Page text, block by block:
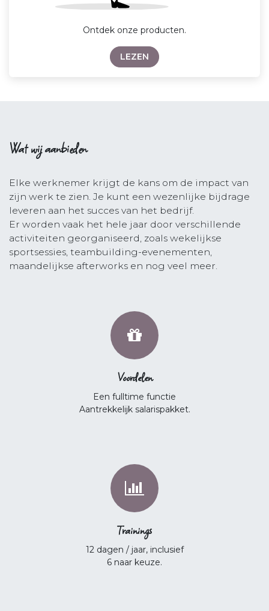
Ontdek onze producten.
LEZEN
Wat wij aanbieden
Elke werknemer krijgt de kans om de impact van
zijn werk te zien. Je kunt een wezenlijke bijdrage
leveren aan het succes van het bedrijf.
Er worden vaak het hele jaar door verschillende
activiteiten georganiseerd, zoals wekelijkse
sportsessies, teambuilding-evenementen,
maandelijkse afterworks en nog veel meer.
Voordelen
Een fulltime functie
Aantrekkelijk salarispakket.
Trainings
12 dagen / jaar, inclusief
6 naar keuze.